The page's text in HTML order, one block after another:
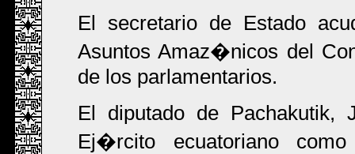
El secretario de Estado
Asuntos Amaz�nicos del
de los parlamentarios.
El diputado de
Ej�rcito ecuatoriano